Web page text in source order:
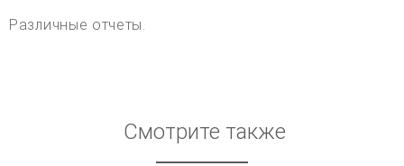
Различные отчеты.
Смотрите также